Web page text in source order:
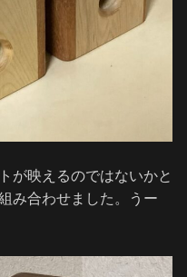
が映えるのではないかと
み合わせました。うー